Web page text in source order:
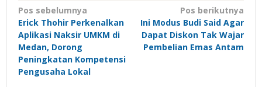
Navigasi
pos
Pos sebelumnya
Erick Thohir Perkenalkan
Aplikasi Naksir UMKM di
Medan, Dorong
Peningkatan Kompetensi
Pengusaha Lokal
Pos berikutnya
Ini Modus Budi Said Agar
Dapat Diskon Tak Wajar
Pembelian Emas Antam